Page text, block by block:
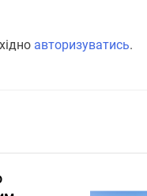
авторизуватись.